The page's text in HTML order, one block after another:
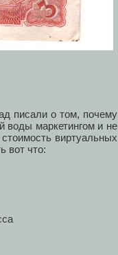
писали о том, почему
воды маркетингом и не
виртуальных
вот что: